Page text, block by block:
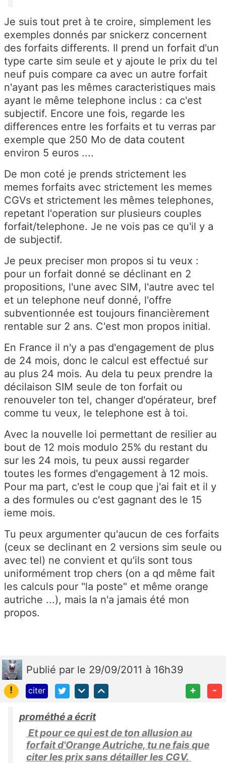
Je suis tout pret à te croire, simplement les
exemples donnés par snickerz concernent
des forfaits differents. Il prend un forfait d'un
type carte sim seule et y ajoute le prix du tel
neuf puis compare ca avec un autre forfait
n'ayant pas les mêmes caracteristiques mais
ayant le même telephone inclus : ca c'est
subjectif. Encore une fois, regarde les
differences entre les forfaits et tu verras par
exemple que 250 Mo de data coutent
environ 5 euros ....
De mon coté je prends strictement les
memes forfaits avec strictement les memes
CGVs et strictement les mêmes telephones,
repetant l'operation sur plusieurs couples
forfait/telephone. Je ne vois pas ce qu'il y a
de subjectif.
Je peux preciser mon propos si tu veux :
pour un forfait donné se déclinant en 2
propositions, l'une avec SIM, l'autre avec tel
et un telephone neuf donné, l'offre
subventionnée est toujours financièrement
rentable sur 2 ans. C'est mon propos initial.
En France il n'y a pas d'engagement de plus
de 24 mois, donc le calcul est effectué sur
au plus 24 mois. Au dela tu peux prendre la
décilaison SIM seule de ton forfait ou
renouveler ton tel, changer d'opérateur, bref
comme tu veux, le telephone est à toi.
Avec la nouvelle loi permettant de resilier au
bout de 12 mois modulo 25% du restant du
sur les 24 mois, tu peux aussi regarder
toutes les formes d'engagement à 12 mois.
Pour ma part, c'est le coup que j'ai fait et il y
a des formules ou c'est gagnant des le 15
ieme mois.
Tu peux argumenter qu'aucun de ces forfaits
(ceux se declinant en 2 versions sim seule ou
avec tel) ne convient et qu'ils sont tous
uniformément trop chers (on a qd même fait
les calculs pour "la poste" et même orange
autriche ...), mais la n'a jamais été mon
propos.
Publié par le 29/09/2011 à 16h39
!
citer + -
prométhé a écrit
Et pour ce qui est de ton allusion au
forfait d'Orange Autriche, tu ne fais que
citer les prix sans détailler les CGV.